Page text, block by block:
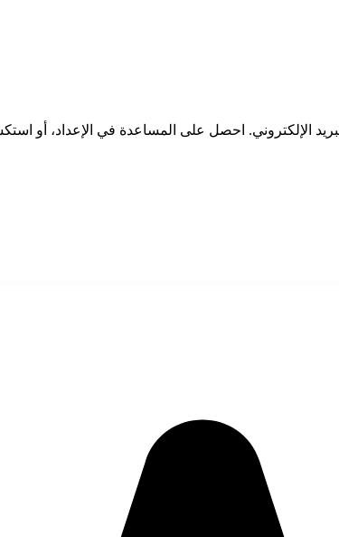
الإلكتروني. احصل على المساعدة في الإعداد، أو